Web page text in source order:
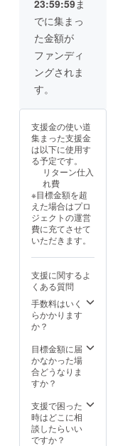
格請求
書発行
事業者
登録番
号：あ
り
（適格
業者登
録番号
の記載
のある
インボ
イスが
必要な
場合
は、
machi-
yaメッ
セージ
にて実
行者に
直接お
問合せ
くださ
い）
を一部
変更さ
せてい
ただく
場合が
ござい
ます。
報告に
てご案
内いた
します
ので、
あらか
じめご
了承く
ださ
い。 適
格請求
書発行
事業者
登録番
り
（適格
請求書
発行事
の記載
のある
インボ
場合
は、
machi-
yaメッ
す。 ※
使用感
などお
客様の
ご都合
による
交換お
きかね
でご注
意くだ
さい。
※より良
い製品
のた
め、デ
ザイン
や仕様
を一部
変更さ
ただく
場合が
ござい
ます。
その際
報告に
てご案
内いた
します
あらか
じめご
了承く
ださ
23:59:59ま
でに集まっ
た金額が
ファンディ
ングされま
す。
支援金の使い道
集まった支援金
は以下に使用す
る予定です。
リターン仕入
れ費
※目標金額を超
えた場合はプロ
ジェクトの運営
費に充てさせて
いただきます。
支援に関するよ
くある質問
手数料はいく
らかかります
か？
目標金額に届
かなかった場
合どうなりま
すか？
支援で困った
時はどこに相
談したらいい
ですか？